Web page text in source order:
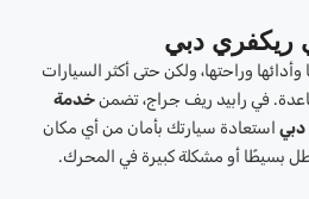
ريكفري دبي
وراحتها، ولكن حتى أكثر السيارات
في رابيد ريف جراج، تضمنخدمة
دبي استعادة سيارتك بأمان من أي مكان
بسيطًا أو مشكلة كبيرة في المحرك.